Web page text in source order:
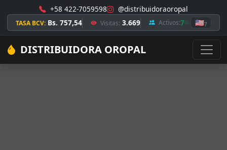
+58 422-7059598 @distribuidoraoropal
TASA BCV: Bs. 757,54 Visitas: 3.669 Activos:7 🇺🇸7
DISTRIBUIDORA OROPAL